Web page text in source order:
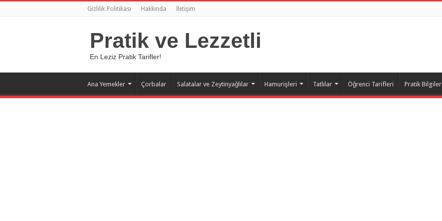
Gizlilik Politikası Hakkında İletişim
Pratik ve Lezzetli
En Leziz Pratik Tarifler!
Ana Yemekler Çorbalar Salatalar ve Zeytinyağlılar Hamurişleri Tatlılar Öğrenci Tarifleri Pratik Bilgiler